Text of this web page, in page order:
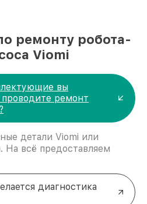
ремонту робота-
Viomi
вы
проводите ремонт
детали Viomi или
На всё предоставляем
диагностика